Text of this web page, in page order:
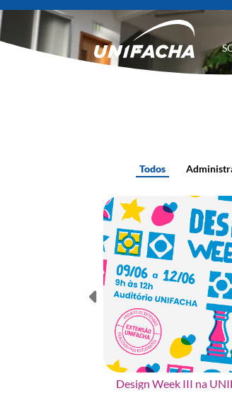
Todos
Design Week III na